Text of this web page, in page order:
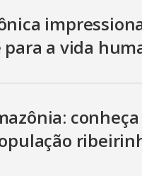
para a vida